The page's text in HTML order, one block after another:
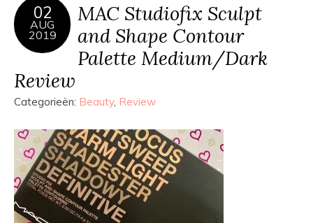
02
AUG
2019
MAC Studiofix Sculpt
and Shape Contour
Palette Medium/Dark
Review
Categorieën: Beauty, Review